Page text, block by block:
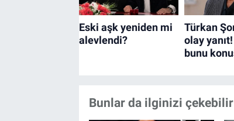
Bunlar da ilginizi çekebilir